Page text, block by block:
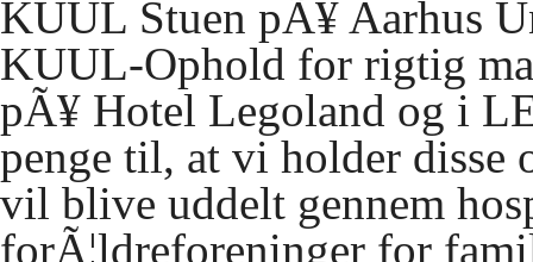
KUUL Stuen pÃ¥ Aarhus
KUUL-Ophold for rigtig
pÃ¥ Hotel Legoland og i
penge til, at vi holder disse
vil blive uddelt gennem
forÃ¦ldreforeninger for